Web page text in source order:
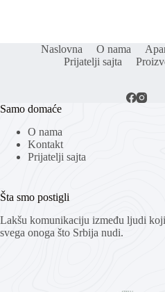
Naslovna O nama
Prijatelji sajta
Samo domaće
O nama
Kontakt
Prijatelji sajta
Šta smo postigli
Lakšu komunikaciju između ljudi
svega onoga što Srbija nudi.